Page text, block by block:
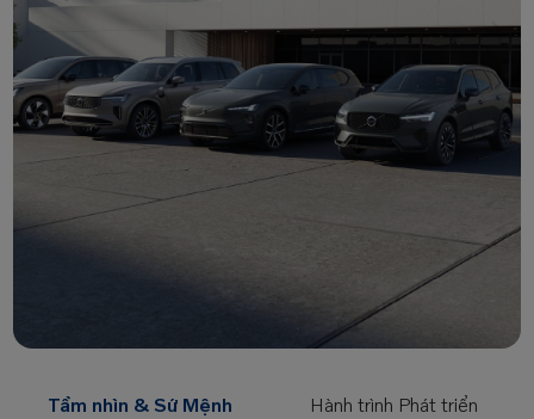
Tầm nhìn & Sứ Mệnh Hành trình Phát triển